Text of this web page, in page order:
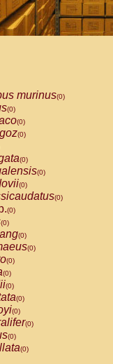
murinus(0)
(0)
(0)
(0)
(0)
(0)
(0)
(0)
(0)
(0)
(0)
(0)
(0)
(0)
(0)
(0)
(0)
(0)
(0)
(0)